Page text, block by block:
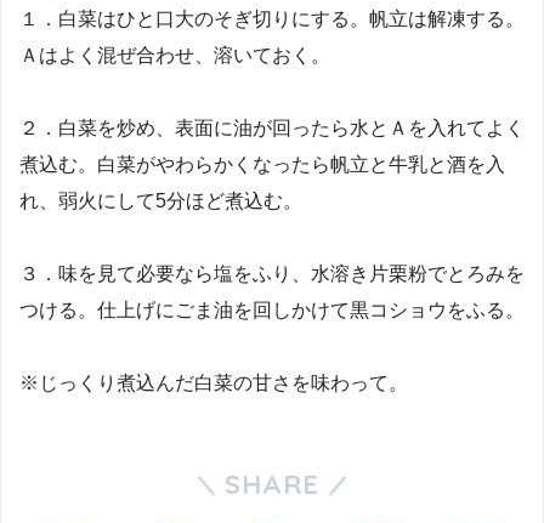
１．白菜はひと口大のそぎ切りにする。帆立は解凍する。
Ａはよく混ぜ合わせ、溶いておく。
２．白菜を炒め、表面に油が回ったら水とＡを入れてよく
煮込む。白菜がやわらかくなったら帆立と牛乳と酒を入
れ、弱火にして5分ほど煮込む。
３．味を見て必要なら塩をふり、水溶き片栗粉でとろみを
つける。仕上げにごま油を回しかけて黒コショウをふる。
※じっくり煮込んだ白菜の甘さを味わって。
SHARE